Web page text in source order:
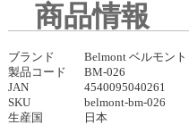
商品情報
ブランド
Belmont ベルモント
製品コード
BM-026
JAN
4540095040261
SKU
belmont-bm-026
生産国
日本